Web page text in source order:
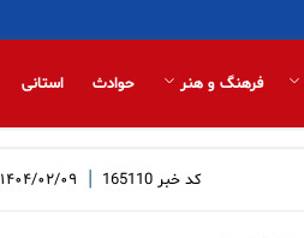
فرهنگ و هنر حوادث استانی
کد خبر 165110
| ۱۴۰۴/۰۲/۰۹ ۱۸:۴۷